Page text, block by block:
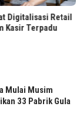
Digitalisasi Retail
Kasir Terpadu
Mulai Musim
33 Pabrik Gula